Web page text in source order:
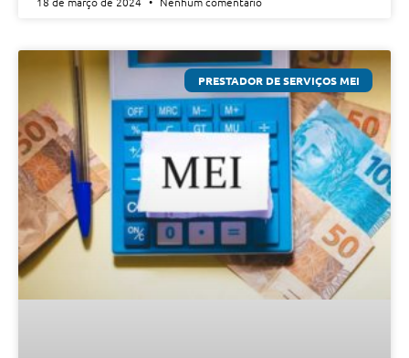
PRESTADOR DE SERVIÇOS MEI